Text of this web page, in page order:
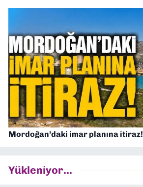
Mordoğan’daki imar planına itiraz!
Yükleniyor...